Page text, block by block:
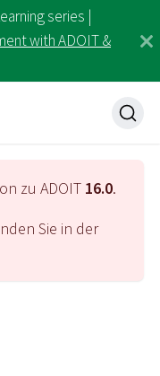
series |
with ADOIT &
zu ADOIT 16.0.
Sie in der